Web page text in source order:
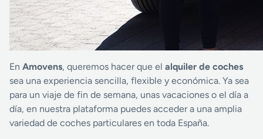
En Amovens, queremos hacer que el alquiler de coches
sea una experiencia sencilla, flexible y económica. Ya sea
para un viaje de fin de semana, unas vacaciones o el día a
día, en nuestra plataforma puedes acceder a una amplia
variedad de coches particulares en toda España.